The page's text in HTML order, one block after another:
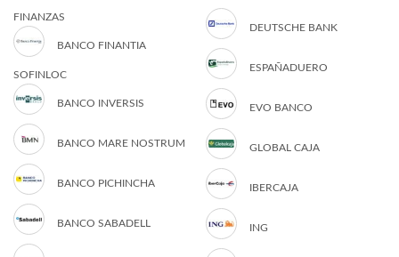
FINANZAS
BANCO FINANTIA
SOFINLOC
BANCO INVERSIS
BANCO MARE NOSTRUM
BANCO PICHINCHA
BANCO SABADELL
DEUTSCHE BANK
ESPAÑADUERO
EVO BANCO
GLOBAL CAJA
IBERCAJA
ING